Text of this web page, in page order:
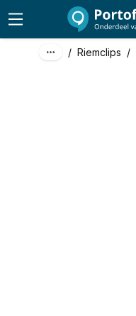
/ Riemclips /
31,50 excl. btw
38,12 incl. btw